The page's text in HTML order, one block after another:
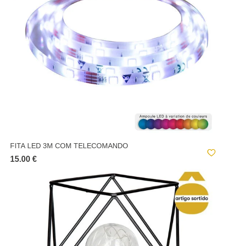
FITA LED 3M COM TELECOMANDO
15.00 €